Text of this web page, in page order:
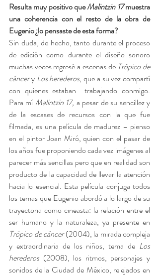
Resulta muy positivo que Malintzin 17 muestra
una coherencia con el resto de la obra de
Eugenio ¿lo pensaste de esta forma?
Sin duda, de hecho, tanto durante el proceso
de edición como durante el diseño sonoro
muchas veces regresé a escenas de Trópico de
cáncer y Los herederos, que a su vez compartí
con quienes estaban  trabajando conmigo.
Para mí Malintzin 17, a pesar de su sencillez y
de la escases de recursos con la que fue
filmada, es una película de madurez – pienso
en el pintor Joan Miró, quien con el pasar de
los años fue proponiendo cada vez imágenes al
parecer más sencillas pero que en realidad son
producto de la capacidad de llevar la atención
hacia lo esencial. Esta película conjuga todos
los temas que Eugenio abordó a lo largo de su
trayectoria como cineasta: la relación entre el
Trópico de cáncer (2004), la mirada compleja
y extraordinaria de los niños, tema de Los
herederos (2008), los ritmos, personajes y